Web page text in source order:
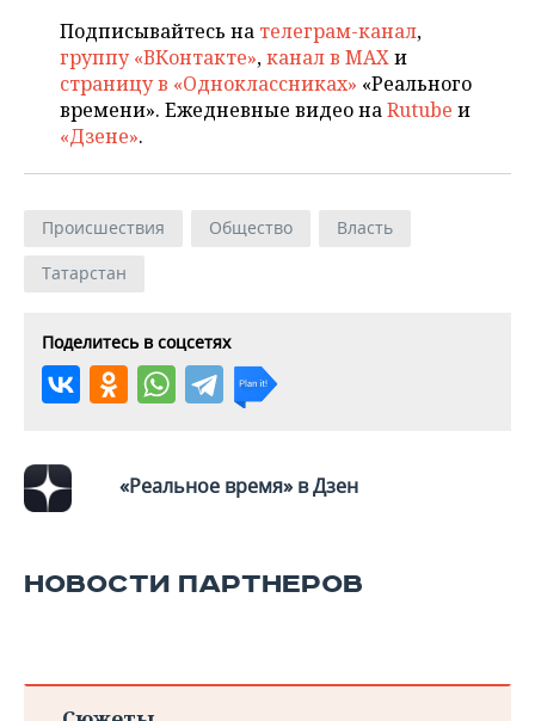
Подписывайтесь на телеграм-канал,
группу «ВКонтакте»,канал в MAXи
страницу в «Одноклассниках» «Реального
времени». Ежедневные видео наRutube и
«Дзене».
Происшествия Общество
Власть
Татарстан
Поделитесь в соцсетях
«Реальное время» в Дзен
НОВОСТИ ПАРТНЕРОВ